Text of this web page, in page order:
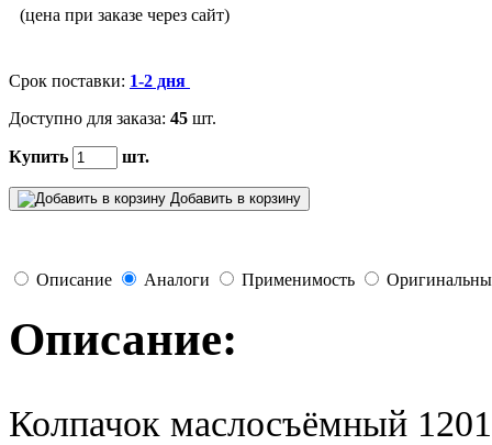
(цена при заказе через сайт)
Срок поставки: 1-2 дня
Доступно для заказа: 45 шт.
Купить шт.
Добавить в корзину
Описание Аналоги Применимость
Описание:
Колпачок маслосъёмный